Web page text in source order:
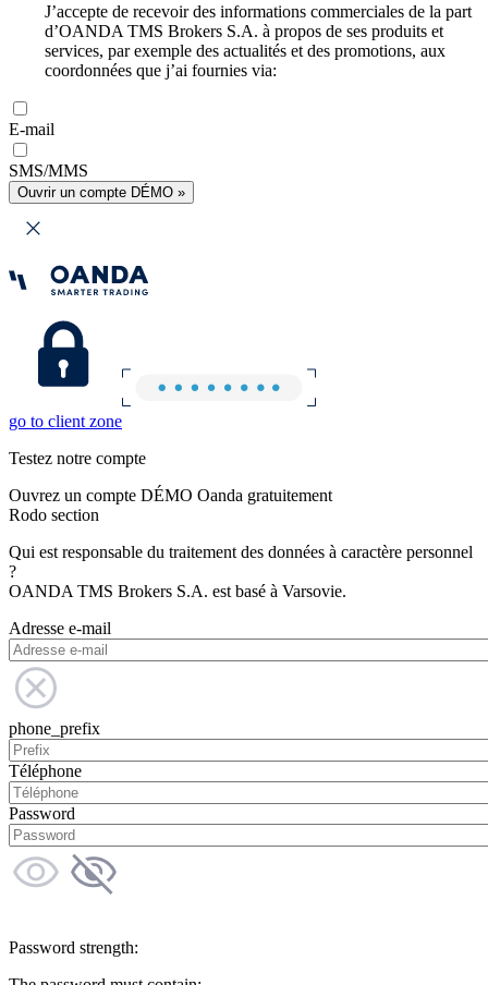
J’accepte de recevoir des informations commerciales de la part
d’OANDA TMS Brokers S.A. à propos de ses produits et
services, par exemple des actualités et des promotions, aux
coordonnées que j’ai fournies via:
E-mail
SMS/MMS
Ouvrir un compte DÉMO »
go to client zone
Testez notre compte
Ouvrez un compte DÉMO Oanda gratuitement
Rodo section
Qui est responsable du traitement des données à caractère personnel
?
OANDA TMS Brokers S.A. est basé à Varsovie.
Adresse e-mail
phone_prefix
Téléphone
Password
Password strength: